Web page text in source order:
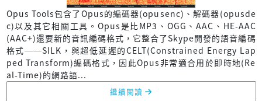
Opus Tools包含了Opus的編碼器(opusenc)、解碼器(opusde
c)以及其它相關工具。Opus是比MP3、OGG、AAC、HE-AAC
(AAC+)還要新的音訊編碼格式，它整合了Skype開發的語音編碼
格式──SILK，與超低延遲的CELT(Constrained Energy Lap
ped Transform)編碼格式，因此Opus非常適合用於即時地(Re
al-Time)的網路語...
繼續閱讀